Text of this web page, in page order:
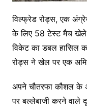
विल्फ्रेड रोड्स, एक
के लिए 58 टेस्ट मैच
विकेट का डबल हासिल
रोड्स ने खेल पर एक
अपने चौतरफा कौशल के
पर बल्लेबाजी करने वाले